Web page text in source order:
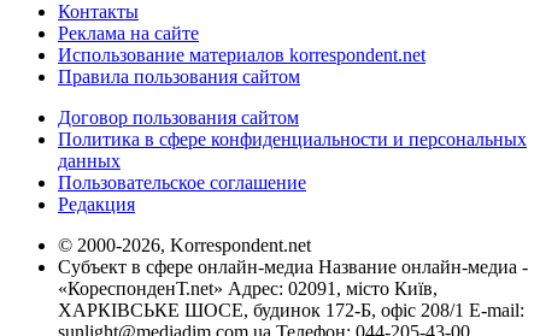
Контакты
Реклама на сайте
Использование материалов korrespondent.net
Правила пользования сайтом
Договор пользования сайтом
Политика в сфере конфиденциальности и персональных
данных
Пользовательское соглашение
Редакция
© 2000-2026, Korrespondent.net
Субъект в сфере онлайн-медиа Название онлайн-медиа -
«КореспонденТ.net» Адрес: 02091, місто Київ,
ХАРКІВСЬКЕ ШОСЕ, будинок 172-Б, офіс 208/1 E-mail:
sunlight@mediadim.com.ua Телефон: 044-205-43-00